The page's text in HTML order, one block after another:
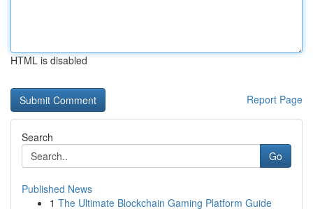
HTML is disabled
Report Page
Search
Go
Published News
1 The Ultimate Blockchain Gaming Platform Guide